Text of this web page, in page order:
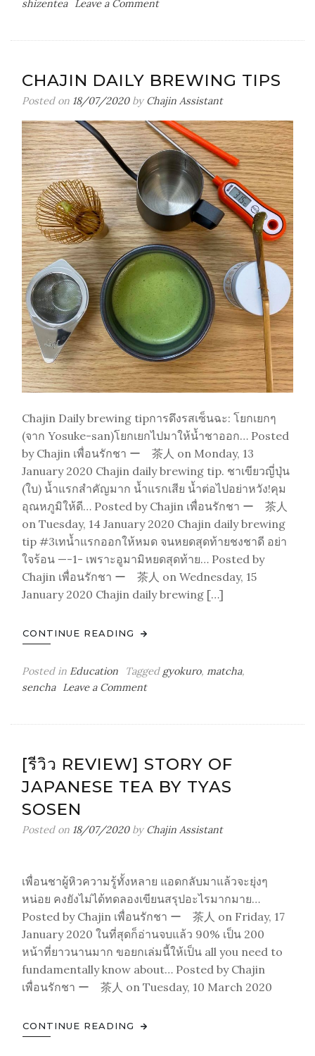
shizentea Leave a Commenton
ชา
มือ
Tokyo
CHAJIN DAILY BREWING TIPS
Posted on 18/07/2020by Chajin Assistant
Chajin Daily brewing tipการดึงรสเซ็นฉะ: โยกเยกๆ
(จาก Yosuke-san)โยกเยกไปมาให้น้ำชาออก… Posted
by Chajin เพื่อนรักชา ー 茶人 on Monday, 13
January 2020 Chajin daily brewing tip. ชาเขียวญี่ปุ่น
(ใบ) น้ำแรกสำคัญมาก น้ำแรกเสีย น้ำต่อไปอย่าหวัง!คุม
อุณหภูมิให้ดี… Posted by Chajin เพื่อนรักชา ー 茶人
on Tuesday, 14 January 2020 Chajin daily brewing
tip #3เทน้ำแรกออกให้หมด จนหยดสุดท้ายชงชาดี อย่า
ใจร้อน —-1- เพราะอูมามิหยดสุดท้าย… Posted by
Chajin เพื่อนรักชา ー 茶人 on Wednesday, 15
January 2020 Chajin daily brewing […]
CONTINUE READING
Posted in Education Tagged gyokuro, matcha,
sencha
Leave a Commenton
[รีวิว REVIEW] STORY OF
JAPANESE TEA BY TYAS
SOSEN
Posted on 18/07/2020by Chajin Assistant
เพื่อนชาผู้หิวความรู้ทั้งหลาย แอดกลับมาแล้วจะยุ่งๆ
หน่อย คงยังไม่ได้ทดลองเขียนสรุปอะไรมากมาย…
Posted by Chajin เพื่อนรักชา ー 茶人 on Friday, 17
January 2020 ในที่สุดก็อ่านจบแล้ว 90% เป็น 200
หน้าที่ยาวนานมาก ขอยกเล่มนี้ให้เป็น all you need to
fundamentally know about… Posted by Chajin
เพื่อนรักชา ー 茶人 on Tuesday, 10 March 2020
CONTINUE READING